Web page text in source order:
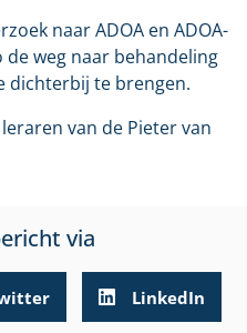
naar ADOA en ADOA-
weg naar behandeling
dichterbij te brengen.
van de Pieter van
via
LinkedIn